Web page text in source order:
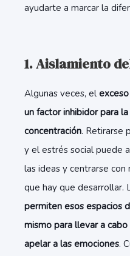
ayudarte a marcar la
1. Aislamiento
Algunas veces, el
un factor inhibidor para
concentración. Retirarse
y el estrés social puede
las ideas y centrarse
que hay que desarrollar.
permiten esos espacios
mismo para llevar a
apelar a las emociones.